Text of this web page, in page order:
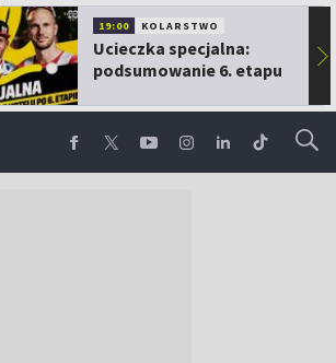
19:00 KOLARSTWO
Ucieczka specjalna:
podsumowanie 6. etapu
▶